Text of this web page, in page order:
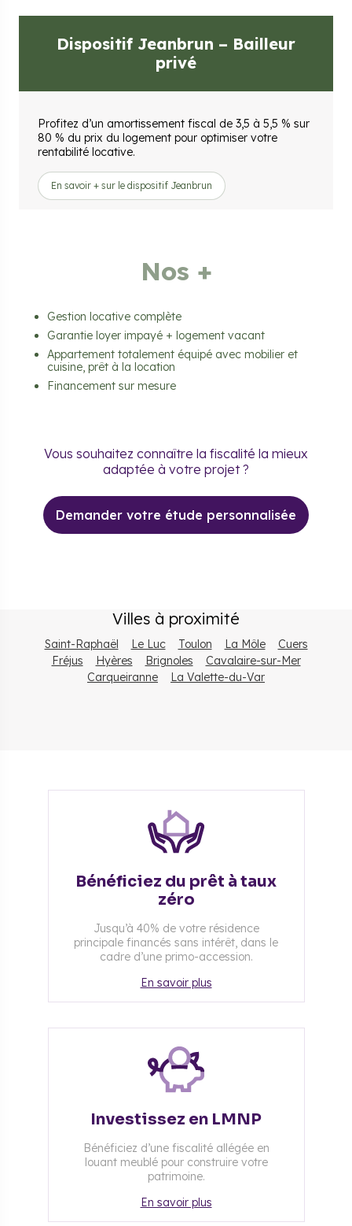
Dispositif Jeanbrun – Bailleur
privé
Profitez d’un amortissement fiscal de 3,5 à 5,5 % sur
80 % du prix du logement pour optimiser votre
rentabilité locative.
En savoir + sur le dispositif Jeanbrun
Nos +
Gestion locative complète
Garantie loyer impayé + logement vacant
Appartement totalement équipé avec mobilier et
cuisine, prêt à la location
Financement sur mesure
Vous souhaitez connaître la fiscalité la mieux
adaptée à votre projet ?
Demander votre étude personnalisée
Villes à proximité
Saint-Raphaël Le Luc Toulon La Môle
Cuers
Fréjus
Hyères Brignoles
Cavalaire-sur-Mer
Carqueiranne
La Valette-du-Var
Bénéficiez du prêt à taux
zéro
Jusqu’à 40% de votre résidence
principale financés sans intérêt, dans le
cadre d’une primo-accession.
En savoir plus
Investissez en LMNP
Bénéficiez d’une fiscalité allégée en
louant meublé pour construire votre
patrimoine.
En savoir plus